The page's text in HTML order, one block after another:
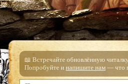
📖 Встречайте обновлённую
Попробуйте и напишите нам — что